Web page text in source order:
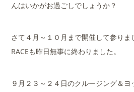
んはいかがお過ごしでしょうか？
さて４月～１０月まで開催して参り
RACEも昨日無事に終わりました。
９月２３～２４日のクルージング＆